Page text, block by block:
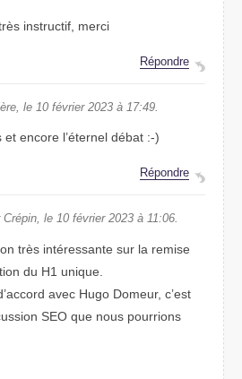
instructif, merci
Répondre
le 10 février 2023 à 17:49.
et encore l’éternel débat :-)
Répondre
le 10 février 2023 à 11:06.
très intéressante sur la remise
du H1 unique.
avec Hugo Domeur, c’est
SEO que nous pourrions